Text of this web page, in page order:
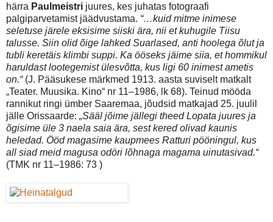
härra Paulmeistri juures, kes juhatas fotograafi
palgiparvetamist jäädvustama. “…kuid mitme inimese
seletuse järele eksisime siiski ära, nii et kuhugile Tiisu
talusse. Siin olid õige lahked Suarlased, anti hoolega õlut ja
tubli keretäis klimbi suppi. Ka ööseks jäime siia, et hommikul
haruldast lootegemist ülesvõtta, kus ligi 60 inimest ametis
on.“(J. Pääsukese märkmed 1913. aasta suviselt matkalt
„Teater. Muusika. Kino“ nr 11–1986, lk 68). Teinud mööda
rannikut ringi ümber Saaremaa, jõudsid matkajad 25. juulil
jälle Orissaarde: „Sääl jõime jällegi theed Lopata juures ja
õgisime üle 3 naela saia ära, sest kered olivad kaunis
heledad. Ööd magasime kaupmees Ratturi pööningul, kus
all siad meid magusa odöri lõhnaga magama uinutasivad.“
(TMK nr 11–1986: 73 )